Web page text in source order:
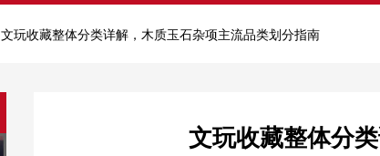
文玩收藏整体分类详解，木质玉石杂项主流品类划分指南
文玩收藏整体分